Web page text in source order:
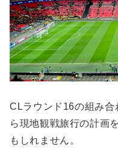
CLラウンド16の組み
ら現地観戦旅行の計画
もしれません。